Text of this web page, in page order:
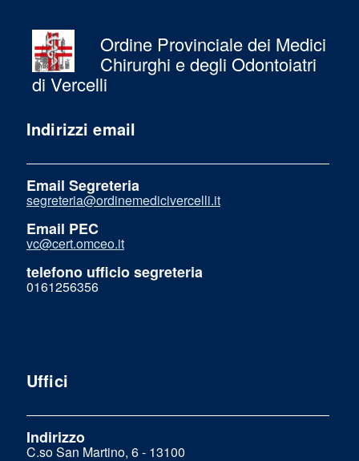
Ordine Provinciale dei Medici
Chirurghi e degli Odontoiatri
di Vercelli
Indirizzi email
Email Segreteria
segreteria@ordinemedicivercelli.it
Email PEC
vc@cert.omceo.it
telefono ufficio segreteria
0161256356
Uffici
Indirizzo
C.so San Martino, 6 - 13100